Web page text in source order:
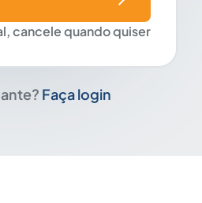
cancele quando quiser
Faça login